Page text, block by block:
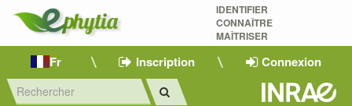
IDENTIFIER
CONNAÎTRE
MAÎTRISER
Fr Inscription Connexion